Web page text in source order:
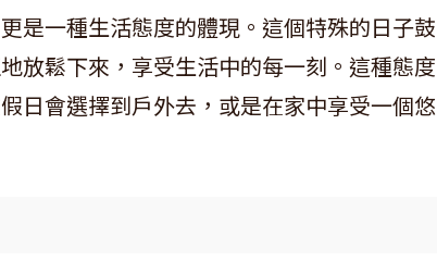
是一種生活態度的體現。這個特殊的日子鼓
放鬆下來，享受生活中的每一刻。這種態度
日會選擇到戶外去，或是在家中享受一個悠